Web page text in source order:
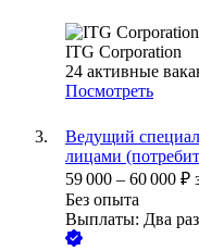
ITG Corporation
24 активные
Посмотреть
Ведущий
лицами
59 000 – 60 000 ₽
Без опыта
Выплаты: Два